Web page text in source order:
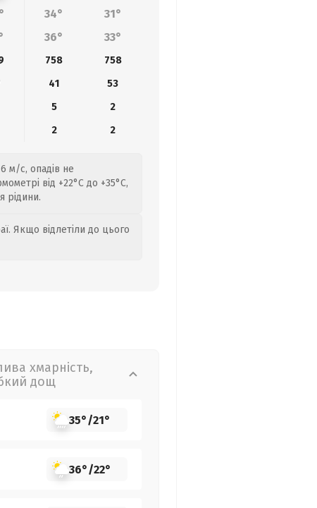
34°
31°
36° 33°
758
758
41
53
5
2
2 2
м/с, опадів не
від +22°C до +35°C,
рідини.
Якщо відлетіли до цього
хмарність,
дощ
35°/21°
36°/22°